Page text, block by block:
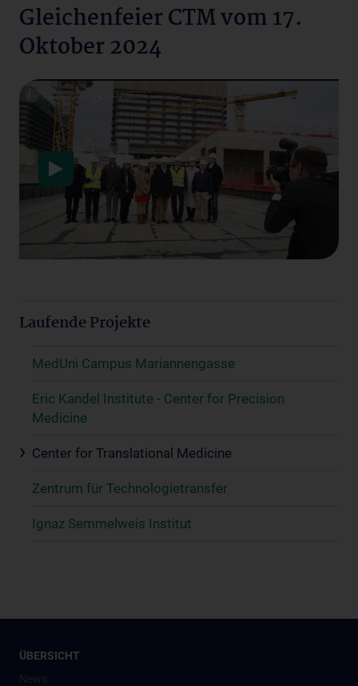
Gleichenfeier CTM vom 17.
Oktober 2024
Datenschutzerklärung
Laufende Projekte
MedUni Campus Mariannengasse
Eric Kandel Institute - Center for Precision
Medicine
Center for Translational Medicine
Zentrum für Technologietransfer
Ignaz Semmelweis Institut
ÜBERSICHT